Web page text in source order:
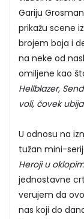
Gariju
prikažu scene
brojem boja i
na neke od
omiljene kao
Hellblazer,
voli, čovek ubija.
U odnosu na
tužan mini-
Heroji u
jednostavne
verujem da
nas koji do